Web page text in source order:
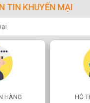
TIN KHUYẾN MẠI
HÀNG HỖ